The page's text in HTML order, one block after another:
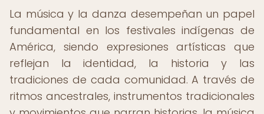
La música y la danza desempeñan un papel
fundamental en los festivales indígenas de
América, siendo expresiones artísticas que
reflejan la identidad, la historia y las
tradiciones de cada comunidad. A través de
ritmos ancestrales, instrumentos tradicionales